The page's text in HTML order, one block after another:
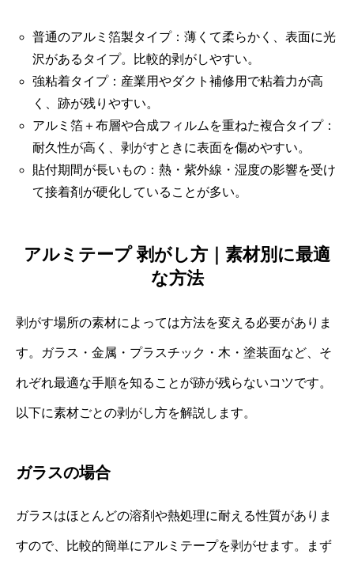
普通のアルミ箔製タイプ：薄くて柔らかく、表面に光
沢があるタイプ。比較的剥がしやすい。
強粘着タイプ：産業用やダクト補修用で粘着力が高
く、跡が残りやすい。
アルミ箔＋布層や合成フィルムを重ねた複合タイプ：
耐久性が高く、剥がすときに表面を傷めやすい。
貼付期間が長いもの：熱・紫外線・湿度の影響を受け
て接着剤が硬化していることが多い。
アルミテープ 剥がし方｜素材別に最適
な方法
剥がす場所の素材によっては方法を変える必要がありま
す。ガラス・金属・プラスチック・木・塗装面など、そ
れぞれ最適な手順を知ることが跡が残らないコツです。
以下に素材ごとの剥がし方を解説します。
ガラスの場合
ガラスはほとんどの溶剤や熱処理に耐える性質がありま
すので、比較的簡単にアルミテープを剥がせます。まず